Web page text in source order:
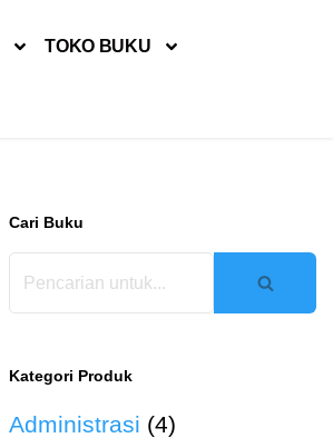
TOKO BUKU
Cari Buku
Kategori Produk
Administrasi (4)